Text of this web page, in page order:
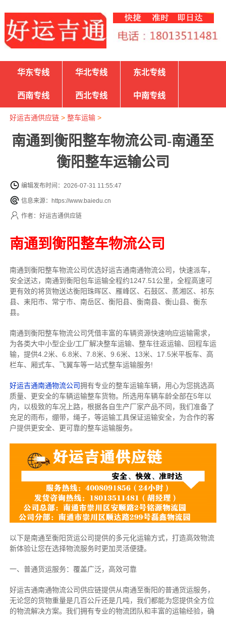
华东专线 华北专线 东北专线
西南专线 西北专线 中南专线
好运吉通供应链> 整车运输>
南通到衡阳整车物流公司-南通至
衡阳整车运输公司
编辑发布时间：2026-07-31 11:55:47
信息来源：https://www.baiedu.cn
作者：好运吉通供应链
南通到衡阳整车物流公司
南通到衡阳整车物流公司优选好运吉通南通物流公司，快速派车，
安全送达，南通到衡阳包车运输全程约1247.51公里，全程高速可
更有效的将货物送达衡阳珠晖区、雁峰区、石鼓区、蒸湘区、祁东
县、耒阳市、常宁市、南岳区、衡阳县、衡南县、衡山县、衡东
县。
南通到衡阳整车物流公司凭借丰富的车辆资源快速响应运输需求，
为各类大中小型企业/工厂解决整车运输、整车往返运输、回程车运
输， 提供4.2米、6.8米、7.8米、9.6米、13米、17.5米平板车、高
栏车、厢式车、飞翼车等一站式整车运输服务!
好运吉通南通物流公司拥有专业的整车运输车辆，用心为您挑选高
质量、更安全的车辆运输整车货物。所选用车辆车龄全部在5年以
内，以极致的车况上路，根据各自生产厂家产品不同，我们准备了
充足的雨布，绷带，绳子，等运输工具保证运输安全，为合作的客
户提供更安全、更可靠的整车运输服务。
以下是南通至衡阳货运公司提供的多元化运输方式，打造高效物流
新体验让您在选择物流服务时更加灵活便捷。
一、普通货运服务：覆盖广泛，高效可靠
好运吉通南通物流公司供应链提供从南通至衡阳的普通货运服务，
无论您的货物重量是几百公斤还是几吨，我们都能为您提供全方位
的物流解决方案。我们拥有专业的物流团队和丰富的运输经验，确